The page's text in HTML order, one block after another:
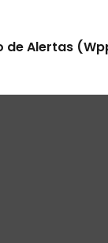
de Alertas